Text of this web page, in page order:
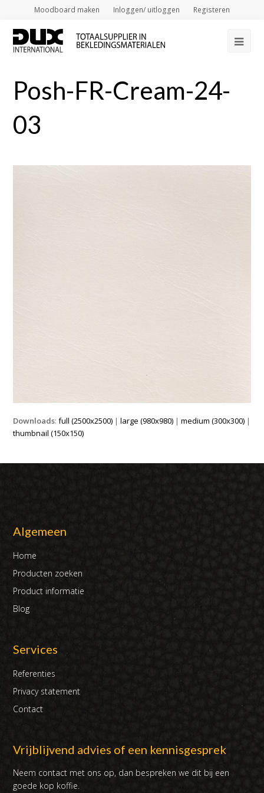
Moodboard maken Inloggen/ uitloggen Registeren
Posh-FR-Cream-24-
03
Downloads:full (2500x2500) |large (980x980) |medium (300x300) |
thumbnail (150x150)
Algemeen
Home
Producten zoeken
Product informatie
Blog
Services
Referenties
Privacy statement
Contact
Vrijblijvend advies of een kennisgesprek
Neem contact met ons op, dan bespreken we dit bij een
goede kop koffie.